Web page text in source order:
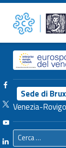
Aggiornamento n.9 – 2022 – Unioncamere del Veneto
Header info sidebar
Sede di
Venezia-Rovigo
Facebook Unioncamere Veneto
Twitter Unioncamere Veneto
Youtube Unioncamere Veneto
Linkedin Unioncamere Veneto
Ricerca per: